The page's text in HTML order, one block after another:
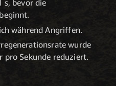
s, bevor die
während Angriffen.
wurde
pro Sekunde reduziert.